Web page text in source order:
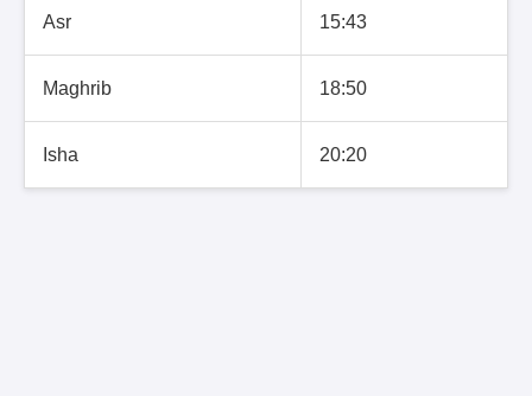
Asr 15:43
Maghrib 18:50
Isha 20:20